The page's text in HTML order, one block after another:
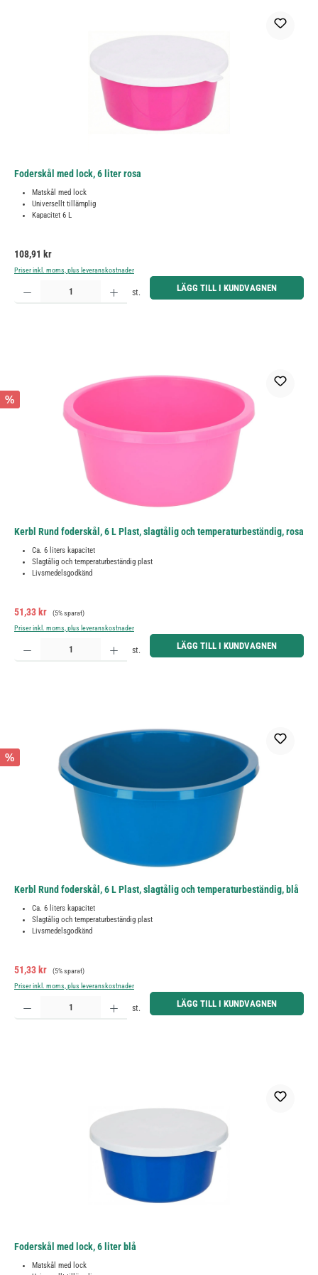
Foderskål med lock, 6 liter rosa
Matskål med lock
Universellt tillämplig
Kapacitet 6 L
Ordinarie pris:
108,91 kr
Priser inkl. moms, plus leveranskostnader
Produktkvantitet: Ange önskat belopp eller använd knapparna för att öka eller minska kvantiteten.
st. LÄGG TILL I KUNDVAGNEN
%
Kerbl Rund foderskål, 6 L Plast, slagtålig och temperaturbeständig, rosa
Ca. 6 liters kapacitet
Slagtålig och temperaturbeständig plast
Livsmedelsgodkänd
Försäljningspris:
51,33 kr Ordinarie pris:
(5% sparat)
Priser inkl. moms, plus leveranskostnader
Produktkvantitet: Ange önskat belopp eller använd knapparna för att öka eller minska kvantiteten.
st. LÄGG TILL I KUNDVAGNEN
%
Kerbl Rund foderskål, 6 L Plast, slagtålig och temperaturbeständig, blå
Ca. 6 liters kapacitet
Slagtålig och temperaturbeständig plast
Livsmedelsgodkänd
Försäljningspris:
51,33 kr Ordinarie pris:
(5% sparat)
Priser inkl. moms, plus leveranskostnader
Produktkvantitet: Ange önskat belopp eller använd knapparna för att öka eller minska kvantiteten.
st. LÄGG TILL I KUNDVAGNEN
Foderskål med lock, 6 liter blå
Matskål med lock